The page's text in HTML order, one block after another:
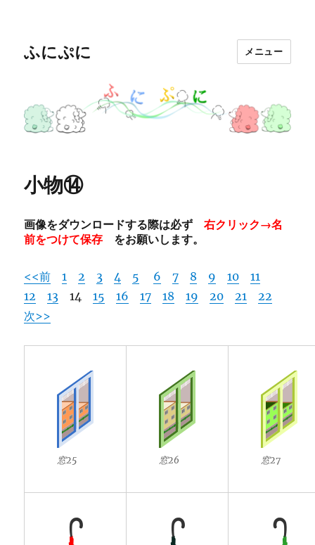
ふにぷに メニュー
小物⑭
画像をダウンロードする際は必ず右クリック→名
前をつけて保存 をお願いします。
<<前 1 2 3 4 5 6 7 8 9 10
11
12
13 1415 16 17 18 19 20 21
22
次>>
窓25 窓26 窓27